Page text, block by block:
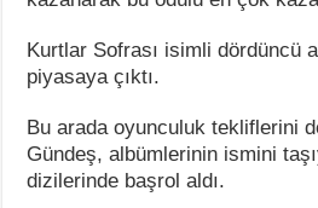
Kurtlar Sofrası isimli dördüncü
piyasaya çıktı.
Bu arada oyunculuk tekliflerini
Gündeş, albümlerinin ismini
dizilerinde başrol aldı.